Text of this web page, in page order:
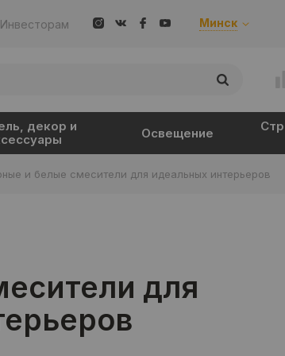
Инвесторам Минск
декор и
Освещение
и белые смесители для идеальных интерьеров
для